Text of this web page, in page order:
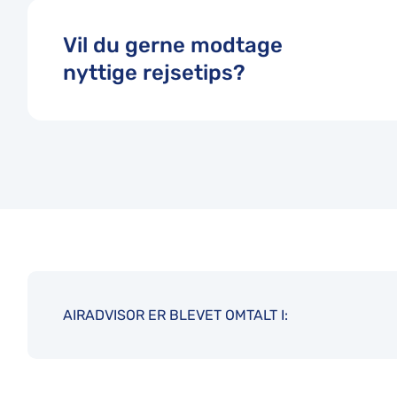
Vil du gerne modtage
nyttige rejsetips?
AIRADVISOR ER BLEVET OMTALT I: